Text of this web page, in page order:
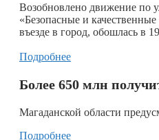
Возобновлено движение по
«Безопасные и
въезде в город, обошлась в
Подробнее
Более 650 млн
Магаданской области
Подробнее